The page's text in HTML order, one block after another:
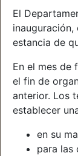
El
estancia de
En el mes de
el fin de
anterior. Los
establecer
en su
para las